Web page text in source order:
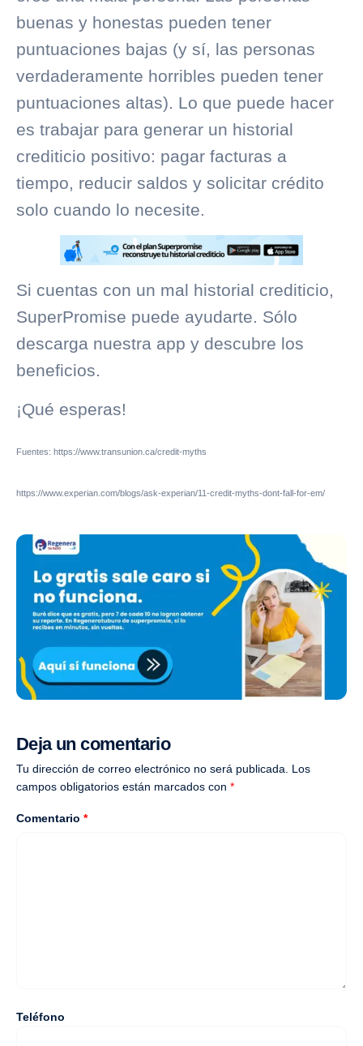
buenas y honestas pueden tener
puntuaciones bajas (y sí, las personas
verdaderamente horribles pueden tener
puntuaciones altas). Lo que puede hacer
es trabajar para generar un historial
crediticio positivo: pagar facturas a
tiempo, reducir saldos y solicitar crédito
solo cuando lo necesite.
Si cuentas con un mal historial crediticio,
SuperPromise puede ayudarte. Sólo
descarga nuestra app y descubre los
beneficios.
¡Qué esperas!
Fuentes: https://www.transunion.ca/credit-myths
https://www.experian.com/blogs/ask-experian/11-credit-myths-dont-fall-for-em/
Deja un comentario
Tu dirección de correo electrónico no será publicada. Los
campos obligatorios están marcados con *
Comentario *
Teléfono